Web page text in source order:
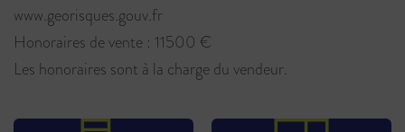
www.georisques.gouv.fr
Honoraires de vente : 11500 €
Les honoraires sont à la charge du vendeur.